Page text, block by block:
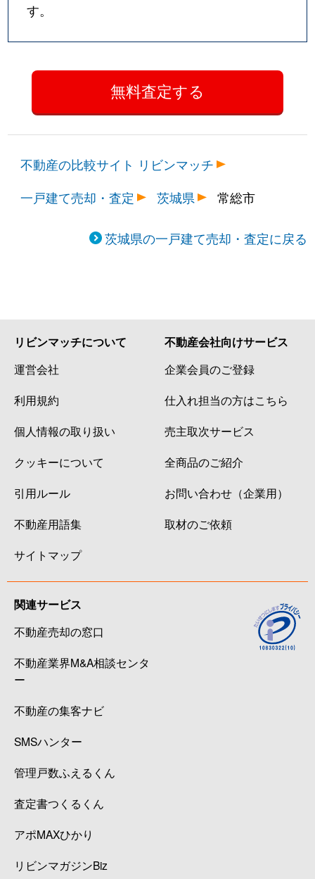
す。
不動産の比較サイト リビンマッチ
一戸建て売却・査定
茨城県 常総市
茨城県の一戸建て売却・査定に戻る
リビンマッチについて
運営会社
利用規約
個人情報の取り扱い
クッキーについて
引用ルール
不動産用語集
サイトマップ
不動産会社向けサービス
企業会員のご登録
仕入れ担当の方はこちら
売主取次サービス
全商品のご紹介
お問い合わせ（企業用）
取材のご依頼
関連サービス
不動産売却の窓口
不動産業界M&A相談センタ
ー
不動産の集客ナビ
SMSハンター
管理戸数ふえるくん
査定書つくるくん
アポMAXひかり
リビンマガジンBiz